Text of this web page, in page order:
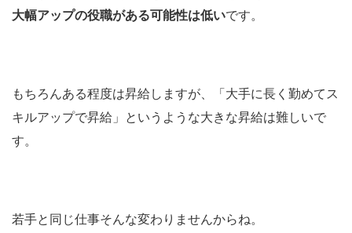
大幅アップの役職がある可能性は低いです。
もちろんある程度は昇給しますが、「大手に長く勤めてス
キルアップで昇給」というような大きな昇給は難しいで
す。
若手と同じ仕事そんな変わりませんからね。